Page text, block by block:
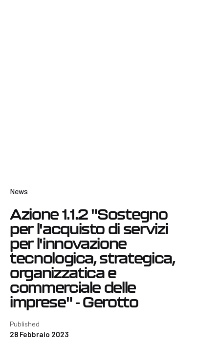
News
Azione 1.1.2 "Sostegno
per l'acquisto di servizi
per l'innovazione
tecnologica, strategica,
organizzatica e
commerciale delle
imprese" - Gerotto
Published
28 Febbraio 2023